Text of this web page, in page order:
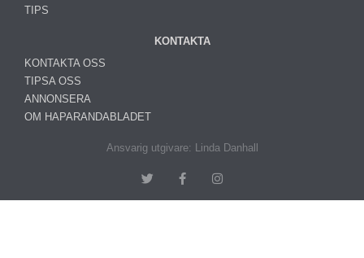
TIPS
KONTAKTA
KONTAKTA OSS
TIPSA OSS
ANNONSERA
OM HAPARANDABLADET
Ansvarig utgivare: Linda Danhall